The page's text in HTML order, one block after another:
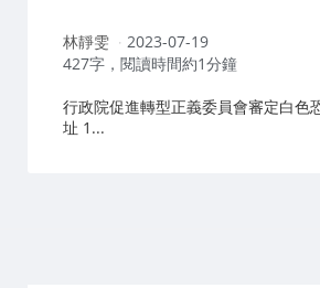
作
者：
林靜雯
2023-07-19
427字，閱讀時間約1分鐘
行政院促進轉型正義委員會審定白色
址 1...